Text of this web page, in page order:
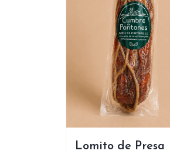
Lomito de Presa